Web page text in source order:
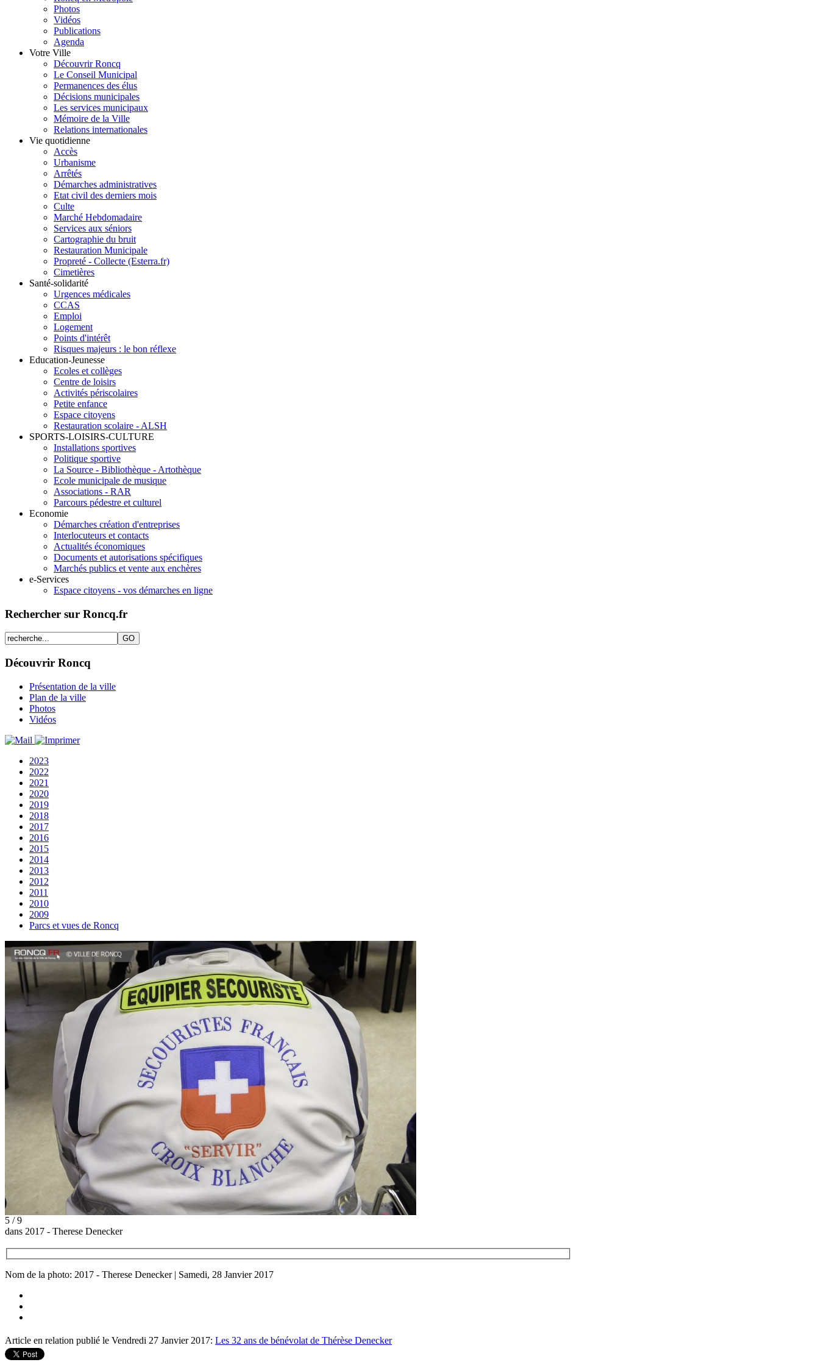
Photos
Vidéos
Publications
Agenda
Votre Ville
Découvrir Roncq
Le Conseil Municipal
Permanences des élus
Décisions municipales
Les services municipaux
Mémoire de la Ville
Relations internationales
Vie quotidienne
Accès
Urbanisme
Arrêtés
Démarches administratives
Etat civil des derniers mois
Culte
Marché Hebdomadaire
Services aux séniors
Cartographie du bruit
Restauration Municipale
Propreté - Collecte (Esterra.fr)
Cimetières
Santé-solidarité
Urgences médicales
CCAS
Emploi
Logement
Points d'intérêt
Risques majeurs : le bon réflexe
Education-Jeunesse
Ecoles et collèges
Centre de loisirs
Activités périscolaires
Petite enfance
Espace citoyens
Restauration scolaire - ALSH
SPORTS-LOISIRS-CULTURE
Installations sportives
Politique sportive
La Source - Bibliothèque - Artothèque
Ecole municipale de musique
Associations - RAR
Parcours pédestre et culturel
Economie
Démarches création d'entreprises
Interlocuteurs et contacts
Actualités économiques
Documents et autorisations spécifiques
Marchés publics et vente aux enchères
e-Services
Espace citoyens - vos démarches en ligne
Rechercher sur Roncq.fr
Découvrir Roncq
Présentation de la ville
Plan de la ville
Photos
Vidéos
2023
2022
2021
2020
2019
2018
2017
2016
2015
2014
2013
2012
2011
2010
2009
Parcs et vues de Roncq
5 / 9
dans 2017 - Therese Denecker
Nom de la photo: 2017 - Therese Denecker | Samedi, 28 Janvier 2017
Article en relation publié le Vendredi 27 Janvier 2017: Les 32 ans de bénévolat de Thérèse Denecker